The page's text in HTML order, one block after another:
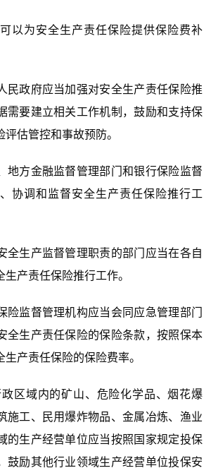
为安全生产责任保险提供保险费补
政府应当加强对安全生产责任保险推
需要建立相关工作机制，鼓励和支持保
估管控和事故预防。
方金融监督管理部门和银行保险监督
协调和监督安全生产责任保险推行工
生产监督管理职责的部门应当在各自
产责任保险推行工作。
监督管理机构应当会同应急管理部门
全生产责任保险的保险条款，按照保本
产责任保险的保险费率。
区域内的矿山、危险化学品、烟花爆
施工、民用爆炸物品、金属冶炼、渔业
的生产经营单位应当按照国家规定投保
鼓励其他行业领域生产经营单位投保安